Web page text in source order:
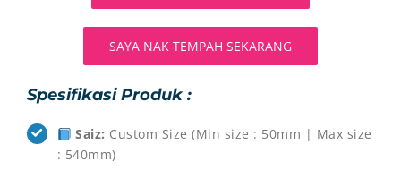
SAYA NAK TEMPAH SEKARANG
Spesifikasi Produk :
Saiz: Custom Size (Min size : 50mm | Max size
: 540mm)